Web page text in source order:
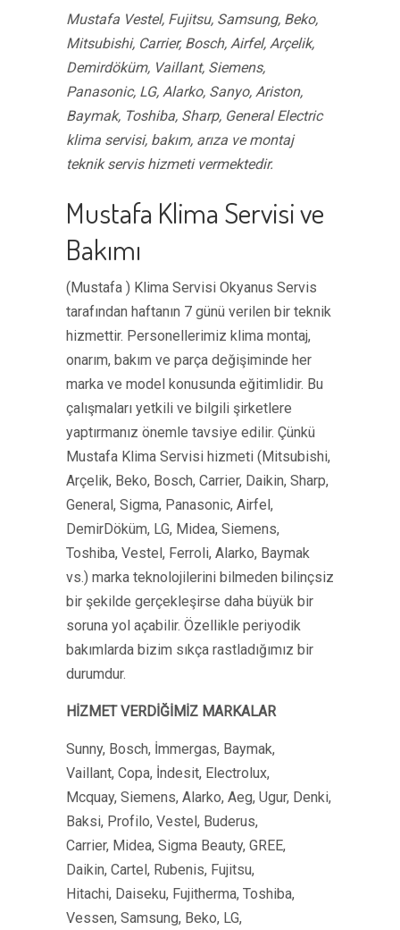
Mustafa Vestel, Fujitsu, Samsung, Beko,
Mitsubishi, Carrier, Bosch, Airfel, Arçelik,
Demirdöküm, Vaillant, Siemens,
Panasonic, LG, Alarko, Sanyo, Ariston,
Baymak, Toshiba, Sharp, General Electric
klima servisi, bakım, arıza ve montaj
teknik servis hizmeti vermektedir.
Mustafa Klima Servisi ve
Bakımı
(Mustafa ) Klima Servisi Okyanus Servis
tarafından haftanın 7 günü verilen bir teknik
hizmettir. Personellerimiz klima montaj,
onarım, bakım ve parça değişiminde her
marka ve model konusunda eğitimlidir. Bu
çalışmaları yetkili ve bilgili şirketlere
yaptırmanız önemle tavsiye edilir. Çünkü
Mustafa Klima Servisi hizmeti (Mitsubishi,
Arçelik, Beko, Bosch, Carrier, Daikin, Sharp,
General, Sigma, Panasonic, Airfel,
DemirDöküm, LG, Midea, Siemens,
Toshiba, Vestel, Ferroli, Alarko, Baymak
vs.) marka teknolojilerini bilmeden bilinçsiz
bir şekilde gerçekleşirse daha büyük bir
soruna yol açabilir. Özellikle periyodik
bakımlarda bizim sıkça rastladığımız bir
durumdur.
HİZMET VERDİĞİMİZ MARKALAR
Sunny, Bosch, İmmergas, Baymak,
Vaillant, Copa, İndesit, Electrolux,
Mcquay, Siemens, Alarko, Aeg, Ugur, Denki,
Baksi, Profilo, Vestel, Buderus,
Carrier, Midea, Sigma Beauty, GREE,
Daikin, Cartel, Rubenis, Fujitsu,
Hitachi, Daiseku, Fujitherma, Toshiba,
Vessen, Samsung, Beko, LG,